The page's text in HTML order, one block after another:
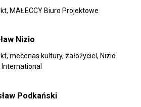
MAŁECCY Biuro Projektowe
Nizio
mecenas kultury, założyciel, Nizio
International
Podkański